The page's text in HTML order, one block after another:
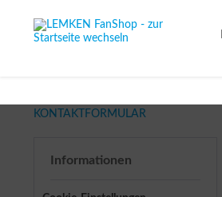
KONTAKTFORMULAR
Informationen